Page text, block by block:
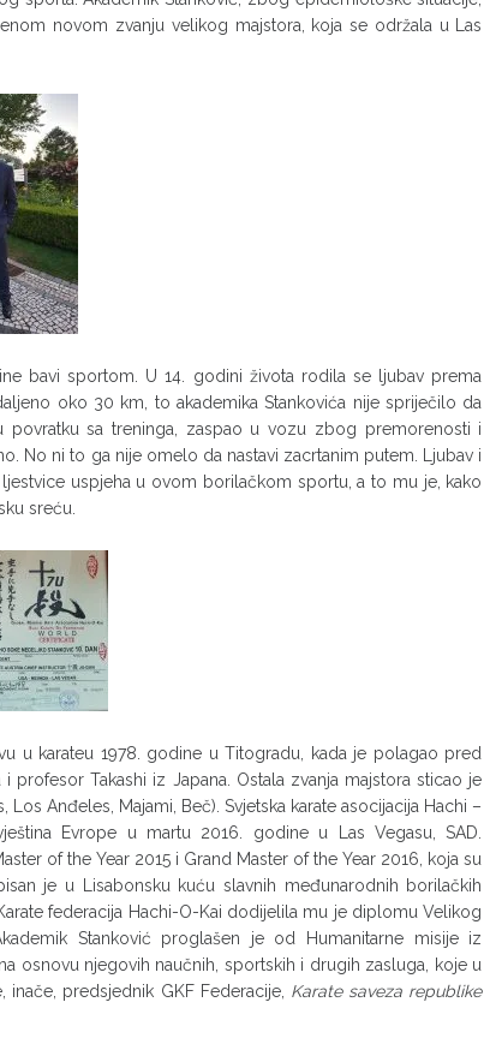
novom zvanju velikog majstora, koja se održala u Las
bavi sportom. U 14. godini života rodila se ljubav prema
oko 30 km, to akademika Stankovića nije spriječilo da
sa treninga, zaspao u vozu zbog premorenosti i
No ni to ga nije omelo da nastavi zacrtanim putem. Ljubav i
uspjeha u ovom borilačkom sportu, a to mu je, kako
sreću.
u karateu 1978. godine u Titogradu, kada je polagao pred
Takashi iz Japana. Ostala zvanja majstora sticao je
Anđeles, Majami, Beč). Svjetska karate asocijacija Hachi –
Evrope u martu 2016. godine u Las Vegasu, SAD.
of the Year 2015 i Grand Master of the Year 2016, koja su
je u Lisabonsku kuću slavnih međunarodnih borilačkih
federacija Hachi-O-Kai dodijelila mu je diplomu Velikog
Stanković proglašen je od Humanitarne misije iz
osnovu njegovih naučnih, sportskih i drugih zasluga, koje u
predsjednik GKF Federacije, Karate saveza republike